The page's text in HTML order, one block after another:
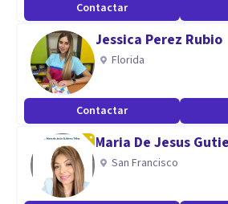
Contactar
Jessica Perez Rubio
Florida
Contactar
Maria De Jesus
San Francisco